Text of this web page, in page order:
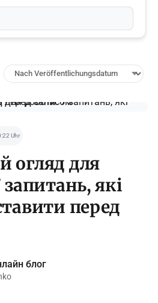
Uhr
огляд для
які
перед
блог